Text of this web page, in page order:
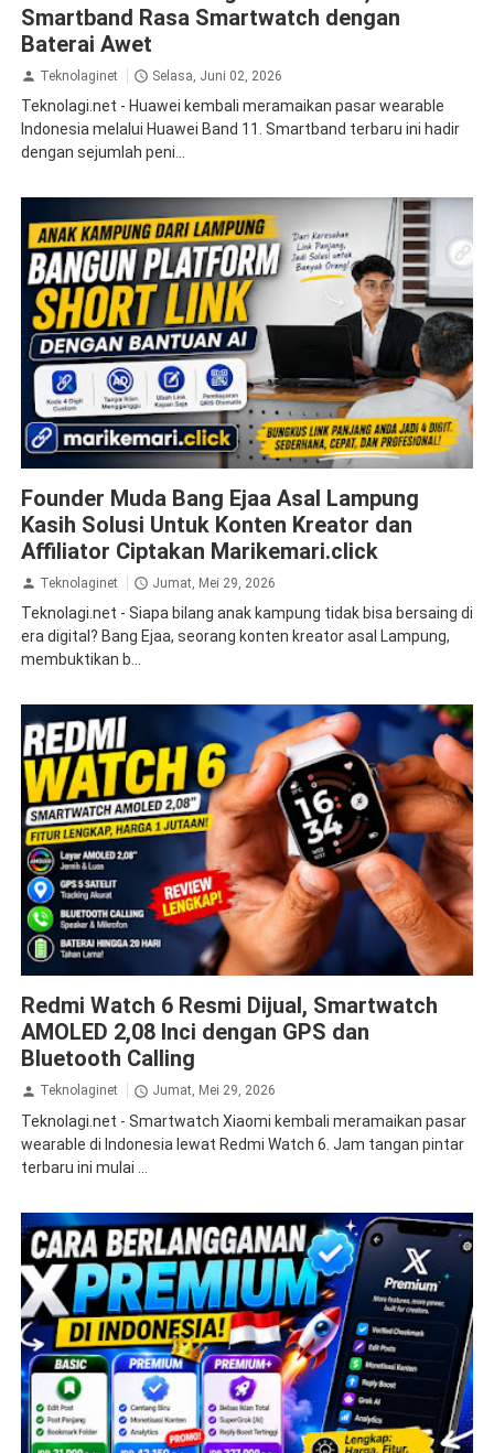
Smartband Rasa Smartwatch dengan
Baterai Awet
Teknolaginet Selasa, Juni 02, 2026
Teknolagi.net - Huawei kembali meramaikan pasar wearable
Indonesia melalui Huawei Band 11. Smartband terbaru ini hadir
dengan sejumlah peni...
Founder Muda Bang Ejaa Asal Lampung
Kasih Solusi Untuk Konten Kreator dan
Affiliator Ciptakan Marikemari.click
Teknolaginet Jumat, Mei 29, 2026
Teknolagi.net - Siapa bilang anak kampung tidak bisa bersaing di
era digital? Bang Ejaa, seorang konten kreator asal Lampung,
membuktikan b...
Redmi Watch 6 Resmi Dijual, Smartwatch
AMOLED 2,08 Inci dengan GPS dan
Bluetooth Calling
Teknolaginet Jumat, Mei 29, 2026
Teknolagi.net - Smartwatch Xiaomi kembali meramaikan pasar
wearable di Indonesia lewat Redmi Watch 6. Jam tangan pintar
terbaru ini mulai ...